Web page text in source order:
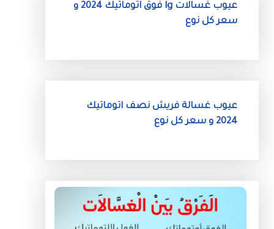
عيوب غسالات lg فوق اتوماتيك 2024 و
سعر كل نوع
عيوب غسالة فريش نصف اتوماتيك
2024 و سعر كل نوع